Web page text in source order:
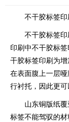
不干胶标签
不干胶标签
印刷中不干胶标
干胶标签印刷为
在表面腹上一层
行衬托，因此更可
山东铜版纸
标签不能驾驭的